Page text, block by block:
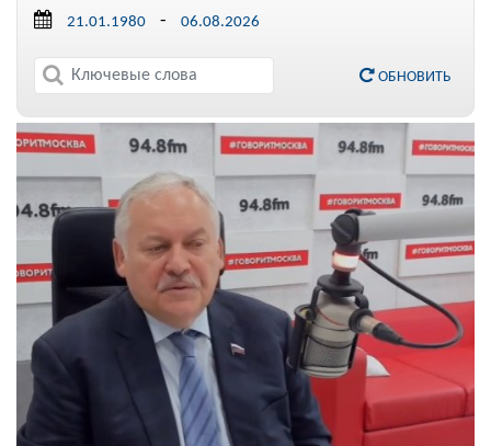
-
ОБНОВИТЬ